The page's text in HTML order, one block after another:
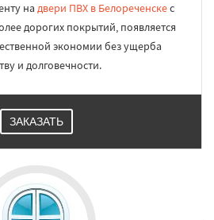
на двери ПВХ в Белореченскес
дорогих покрытий, появляется
экономии без ущерба
и долговечности.
ЗАКАЗАТЬ